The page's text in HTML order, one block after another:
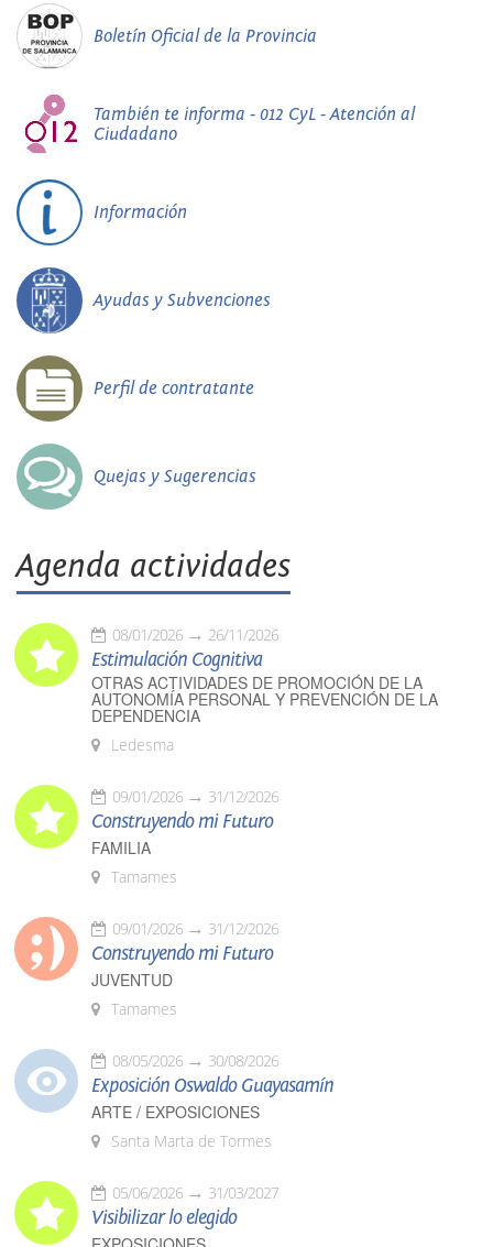
Boletín Oficial de la Provincia
También te informa - 012 CyL - Atención al
Ciudadano
Información
Ayudas y Subvenciones
Perfil de contratante
Quejas y Sugerencias
Agenda actividades
08/01/2026 26/11/2026
Estimulación Cognitiva
OTRAS ACTIVIDADES DE PROMOCIÓN DE LA
AUTONOMÍA PERSONAL Y PREVENCIÓN DE LA
DEPENDENCIA
Ledesma
09/01/2026 31/12/2026
Construyendo mi Futuro
FAMILIA
Tamames
09/01/2026 31/12/2026
Construyendo mi Futuro
JUVENTUD
Tamames
08/05/2026 30/08/2026
Exposición Oswaldo Guayasamín
ARTE / EXPOSICIONES
Santa Marta de Tormes
05/06/2026 31/03/2027
Visibilizar lo elegido